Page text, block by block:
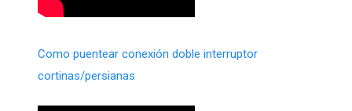
Como puentear conexión doble interruptor
cortinas/persianas